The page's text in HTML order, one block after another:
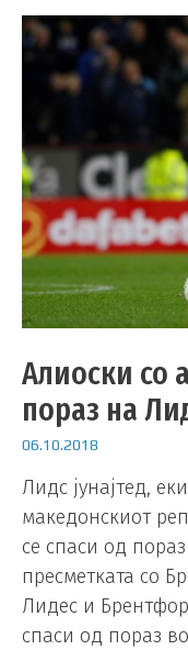
Алиоски со
пораз на
06.10.2018
Лидс јунајтед,
македонскиот
се спаси од
пресметката со
Лидес и
спаси од пораз